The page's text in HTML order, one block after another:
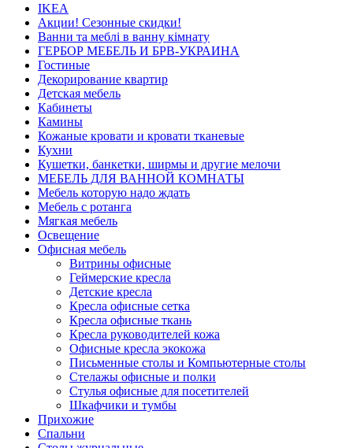
IKEA
Акции! Сезонные скидки!
Ванни та меблі в ванну кімнату
ГЕРБОР МЕБЕЛЬ И БРВ-УКРАИНА
Гостиные
Декорирование квартир
Детская мебель
Кабинеты
Камины
Кожаные кровати и кровати тканевые
Кухни
Кушетки, банкетки, ширмы и другие мелочи
МЕБЕЛЬ ДЛЯ ВАННОЙ КОМНАТЫ
Мебель которую надо ждать
Мебель с ротанга
Мягкая мебель
Освещение
Офисная мебель
Витрины офисные
Геймерские кресла
Детские кресла
Кресла офисные сетка
Кресла офисные ткань
Кресла руководителей кожа
Офисные кресла экокожа
Письменные столы и Компьютерные столы
Стелажы офисные и полки
Стулья офисные для посетителей
Шкафчики и тумбы
Прихожие
Спальни